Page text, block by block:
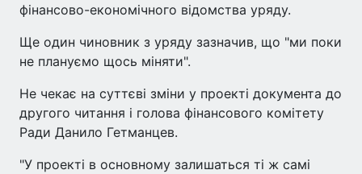
фінансово-економічного відомства уряду.
Ще один чиновник з уряду зазначив, що "ми поки
не плануємо щось міняти".
Не чекає на суттєві зміни у проекті документа до
другого читання і голова фінансового комітету
Ради Данило Гетманцев.
"У проекті в основному залишаться ті ж самі